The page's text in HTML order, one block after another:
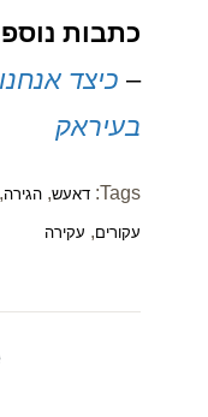
כתבות
– כיצד
בעיראק
Tags: דאעש, הגירה,
עקורים, עקירה